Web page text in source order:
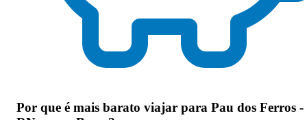
Por que é mais barato viajar para Pau dos Ferros -